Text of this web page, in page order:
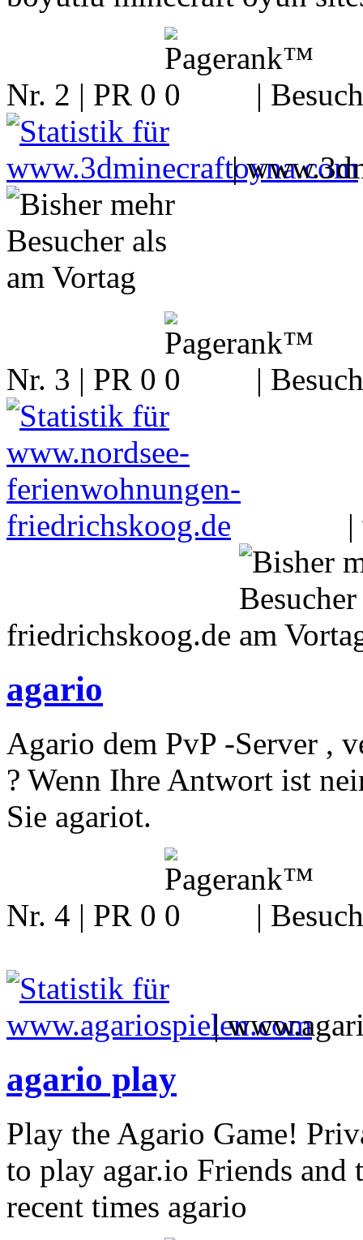
Nr. 2 | PR 0 |
|
Nr. 3 | PR 0 |
|
friedrichskoog.de
agario
Agario dem PvP -Server ,
? Wenn Ihre Antwort ist
Sie agariot.
Nr. 4 | PR 0 |
|
agario play
Play the Agario Game!
to play agar.io Friends
recent times agario